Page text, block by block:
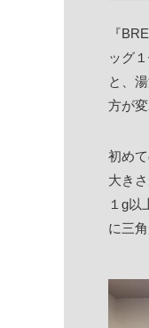
『
ッグ
と、
方が
初め
大き
１g以
に三